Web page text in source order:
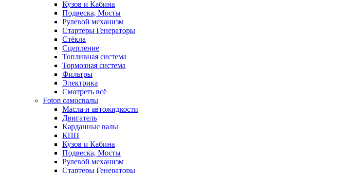
Кузов и Кабина
Подвеска, Мосты
Рулевой механизм
Стартеры Генераторы
Стёкла
Сцепление
Топливная система
Тормозная система
Фильтры
Электрика
Смотреть всё
Foton самосвалы
Масла и автожидкости
Двигатель
Карданные валы
КПП
Кузов и Кабина
Подвеска, Мосты
Рулевой механизм
Стартеры Генераторы